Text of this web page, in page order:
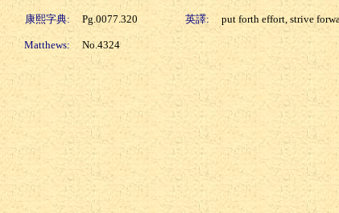
康熙字典: Pg.0077.320 英譯: put forth effort, strive
Matthews: No.4324